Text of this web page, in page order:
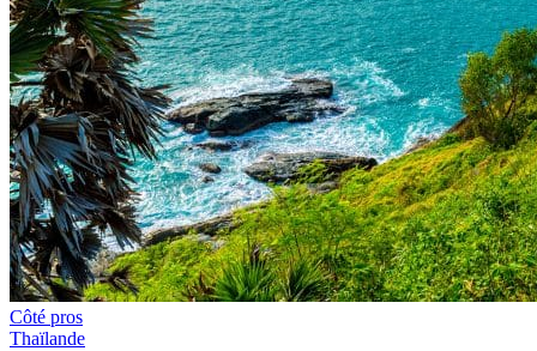
Côté pros
Thaïlande